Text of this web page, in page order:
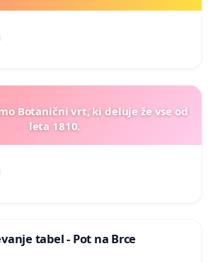
Botanični vrt, ki deluje že vse od
leta 1810.
tabel - Pot na Brce